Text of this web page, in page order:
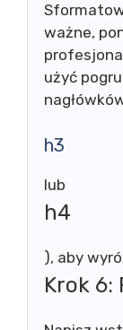
ważne,
użyć
h3
lub
h4
), aby
Krok 6: